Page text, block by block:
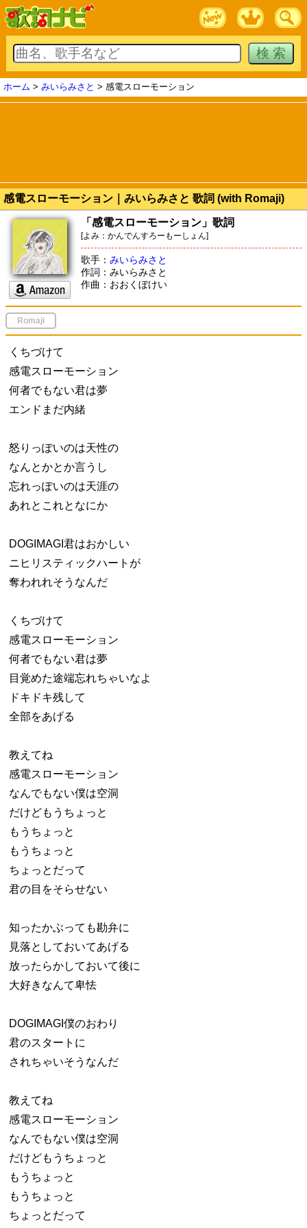
ホーム > みいらみさと > 感電スローモーション
感電スローモーション｜みいらみさと 歌詞 (with Romaji)
「感電スローモーション」歌詞
[よみ：かんでんすろーもーしょん]
歌手： みいらみさと
作詞：みいらみさと
作曲：おおくぼけい
Romaji
くちづけて
感電スローモーション
何者でもない君は夢
エンドまだ内緒
怒りっぽいのは天性の
なんとかとか言うし
忘れっぽいのは天涯の
あれとこれとなにか
DOGIMAGI君はおかしい
ニヒリスティックハートが
奪われれそうなんだ
くちづけて
感電スローモーション
何者でもない君は夢
目覚めた途端忘れちゃいなよ
ドキドキ残して
全部をあげる
教えてね
感電スローモーション
なんでもない僕は空洞
だけどもうちょっと
もうちょっと
もうちょっと
ちょっとだって
君の目をそらせない
知ったかぶっても勘弁に
見落としておいてあげる
放ったらかしておいて後に
大好きなんて卑怯
DOGIMAGI僕のおわり
君のスタートに
されちゃいそうなんだ
教えてね
感電スローモーション
なんでもない僕は空洞
だけどもうちょっと
もうちょっと
もうちょっと
ちょっとだって